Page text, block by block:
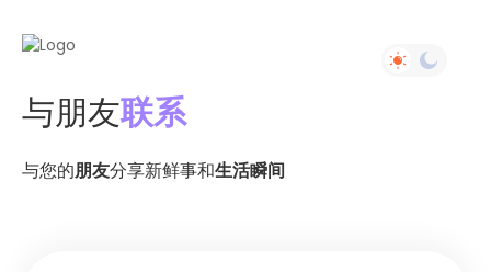
与朋友联系
与您的朋友分享新鲜事和生活瞬间